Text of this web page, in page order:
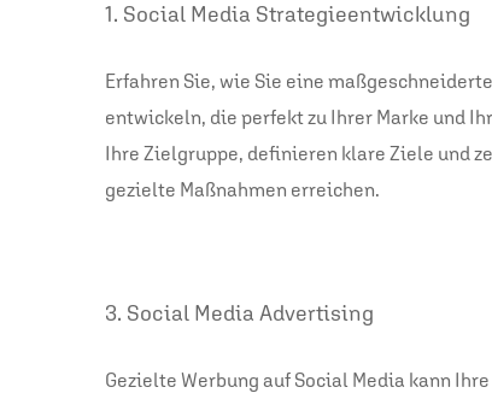
1. Social Media Strategieentwicklung
Erfahren Sie, wie Sie eine
entwickeln, die perfekt zu Ihrer Marke und
Ihre Zielgruppe, definieren klare Ziele und
gezielte Maßnahmen erreichen.
3. Social Media Advertising
Gezielte Werbung auf Social Media kann